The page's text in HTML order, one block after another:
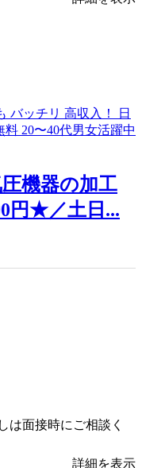
機器の加工
円★／土日...
は面接時にご相談く
詳細を表示